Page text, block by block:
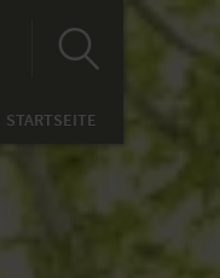
STARTSEITE